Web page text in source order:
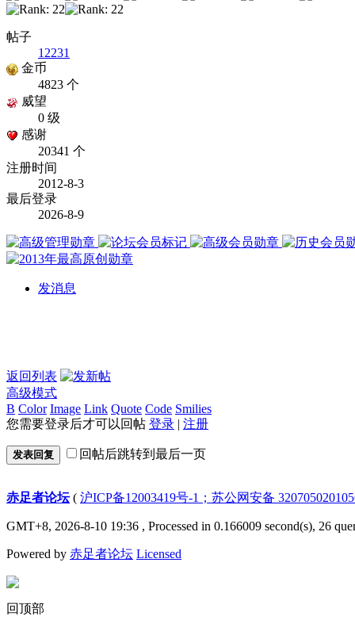
帖子
12231
金币
4823 个
威望
0 级
感谢
20341 个
注册时间
2012-8-3
最后登录
2026-8-9
发消息
返回列表
高级模式
B Color Image Link Quote Code Smilies
您需要登录后才可以回帖 登录 | 注册
发表回复 回帖后跳转到最后一页
赤足者论坛( 沪ICP备12003419号-1；苏公网安备
GMT+8, 2026-8-10 19:36 , Processed in 0.166009 second(s), 26
Powered by 赤足者论坛 Licensed
回顶部